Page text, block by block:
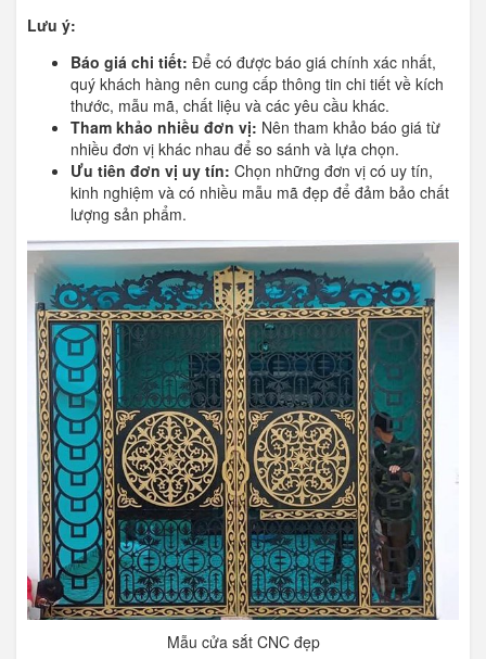
Lưu ý:
Báo giá chi tiết: Để có được báo giá chính xác nhất,
quý khách hàng nên cung cấp thông tin chi tiết về kích
thước, mẫu mã, chất liệu và các yêu cầu khác.
Tham khảo nhiều đơn vị: Nên tham khảo báo giá từ
nhiều đơn vị khác nhau để so sánh và lựa chọn.
Ưu tiên đơn vị uy tín: Chọn những đơn vị có uy tín,
kinh nghiệm và có nhiều mẫu mã đẹp để đảm bảo chất
lượng sản phẩm.
Mẫu cửa sắt CNC đẹp